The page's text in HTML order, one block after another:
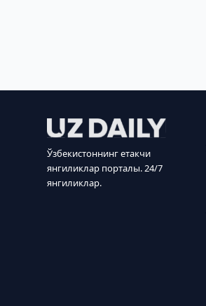
Ўзбекистоннинг етакчи
янгиликлар порталы. 24/7
янгиликлар.